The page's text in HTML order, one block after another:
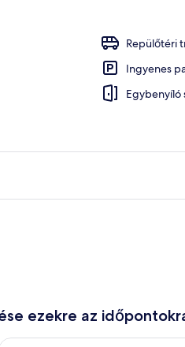
Repülőtéri
Ingyenes
Egybenyíló
ezekre az